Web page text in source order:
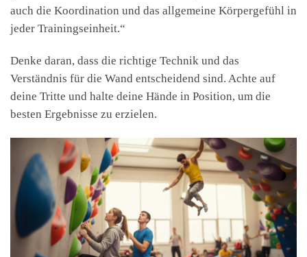
auch die Koordination und das allgemeine Körpergefühl in
jeder Trainingseinheit.“
Denke daran, dass die richtige Technik und das
Verständnis für die Wand entscheidend sind. Achte auf
deine Tritte und halte deine Hände in Position, um die
besten Ergebnisse zu erzielen.